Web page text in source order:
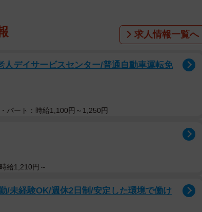
急・特急・急行で活躍しています。山陽電鉄線に乗
良線には乗り入れません。現在の塗装はオレンジ色
年にわたり急行用車両で使われたクリームとバーミリ
のリニューアルにより、現行塗装になりました。
行用車両は「赤胴車」、クリームとウルトラ・マリン
車」と呼ばれていました。「赤胴車」「青胴車」の名
く、自然発生的に生まれたものです。最初の「赤胴
阪神電車の顔」でした。しかし、2001年にデビューし
求人情報一覧へ
人デイサービスセンター/普通自動車運転免
パート：時給1,100円～1,250円
給1,210円～
/未経験OK/週休2日制/安定した環境で働け